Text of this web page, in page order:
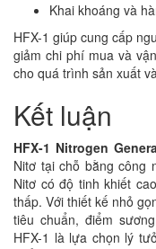
Khai khoáng và
HFX-1 giúp cung cấp
giảm chi phí mua và
cho quá trình sản xuất
Kết luận
HFX-1 Nitrogen
Nitơ tại chỗ bằng công
Nitơ có độ tinh khiết
thấp. Với thiết kế nhỏ
tiêu chuẩn, điểm
HFX-1 là lựa chọn lý